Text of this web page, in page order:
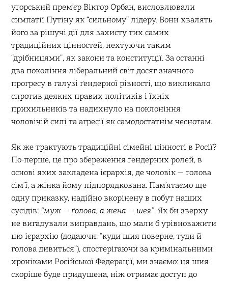
угорський прем’єр Віктор Орбан, висловлювали
симпатії Путіну як “сильному” лідеру. Вони хвалять
його за рішучі дії для захисту тих самих
традиційних цінностей, нехтуючи таким
“дрібницями”, як закони та конституції. За останні
два покоління ліберальний світ досяг значного
прогресу в галузі ґендерної рівності, що викликало
спротив деяких правих політиків і їхніх
прихильників та надихнуло на поклоніння
чоловічій силі та агресії як самодостатнім чеснотам.
Як же трактують традиційні сімейні цінності в Росії?
По-перше, це про збереження ґендерних ролей, в
основі яких закладена ієрархія, де чоловік — голова
сімʼї, а жінка йому підпорядкована. Пам’ятаємо ще
одну приказку, надійно вкорінену в побут наших
сусідів: “муж — ґолова, а жена — шея”. Як би зверху
не вигадували виправдань, що мали б урівноважити
цю ієрархію (додаючи: “куди шия поверне, туди й
голова дивиться”), спостерігаючи за кримінальними
хроніками Російської Федерації, ми знаємо: ця шия
скоріше буде придушена, ніж отримає доступ до